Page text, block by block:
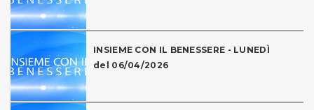
INSIEME CON IL BENESSERE - LUNEDÌ
del 06/04/2026